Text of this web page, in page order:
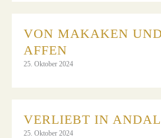
VON MAKAKEN
AFFEN
25. Oktober 2024
VERLIEBT IN
25. Oktober 2024